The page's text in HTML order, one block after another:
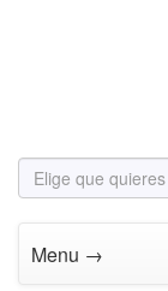
Menu →